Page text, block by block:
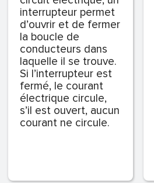
interrupteur permet
d’ouvrir et de fermer
la boucle de
conducteurs dans
laquelle il se trouve.
Si l’interrupteur est
fermé, le courant
électrique circule,
s’il est ouvert, aucun
courant ne circule.